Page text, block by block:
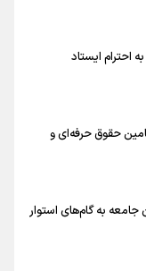
ملی نیاز به تغییر
کردیم/ دودستی
شیوه بازی تیم ملی
احترام ایستاد
حقوق حرفه‌ای و
به گام‌های استوار